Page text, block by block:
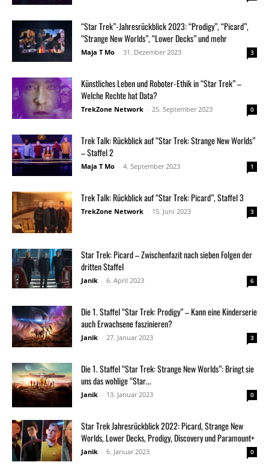
“Star Trek”-Jahresrückblick 2023: “Prodigy”, “Picard”,
“Strange New Worlds”, “Lower Decks” und mehr
Maja T Mo - 31. Dezember 2023 3
Künstliches Leben und Roboter-Ethik in “Star Trek” –
Welche Rechte hat Data?
TrekZone Network - 25. September 2023 0
Trek Talk: Rückblick auf “Star Trek: Strange New Worlds”
– Staffel 2
Maja T Mo - 4. September 2023 1
Trek Talk: Rückblick auf “Star Trek: Picard”, Staffel 3
TrekZone Network - 15. Juni 2023 3
Star Trek: Picard – Zwischenfazit nach sieben Folgen der
dritten Staffel
Janik - 6. April 2023 6
Die 1. Staffel “Star Trek: Prodigy” – Kann eine Kinderserie
auch Erwachsene faszinieren?
Janik - 27. Januar 2023 3
Die 1. Staffel “Star Trek: Strange New Worlds”: Bringt sie
uns das wohlige “Star...
Janik - 13. Januar 2023 0
Star Trek Jahresrückblick 2022: Picard, Strange New
Worlds, Lower Decks, Prodigy, Discovery und Paramount+
Janik - 6. Januar 2023 0